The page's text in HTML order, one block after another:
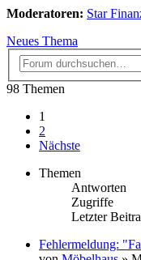
Moderatoren: Star
Neues Thema
98 Themen
1
2
Nächste
Themen
Antworten
Zugriffe
Letzter
Fehlermeldung: